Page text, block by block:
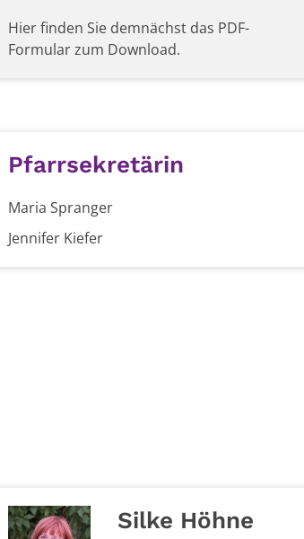
Hier finden Sie demnächst das PDF-
Formular zum Download.
Pfarrsekretärin
Maria Spranger
Jennifer Kiefer
Silke Höhne